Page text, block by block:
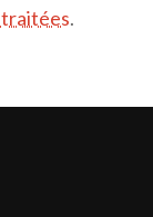
traitées.